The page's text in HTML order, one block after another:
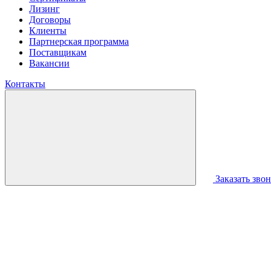
Лизинг
Договоры
Клиенты
Партнерская программа
Поставщикам
Вакансии
Контакты
Заказать